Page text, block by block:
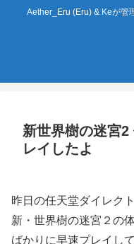
Aether_Eru (Eru) & Keが管
新世界樹の迷宮
レイしたよ
昨日の任天堂ダイレク
新・世界樹の迷宮２の
ばかりに早速プレイし